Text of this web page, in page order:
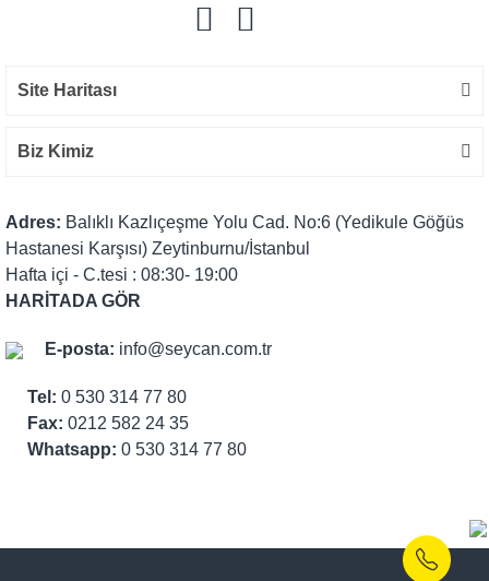
Site Haritası
Biz Kimiz
Adres: Balıklı Kazlıçeşme Yolu Cad. No:6 (Yedikule Göğüs
Hastanesi Karşısı) Zeytinburnu/İstanbul
Hafta içi - C.tesi : 08:30- 19:00
HARİTADA GÖR
E-posta: info@seycan.com.tr
Tel: 0 530 314 77 80
Fax: 0212 582 24 35
Whatsapp: 0 530 314 77 80